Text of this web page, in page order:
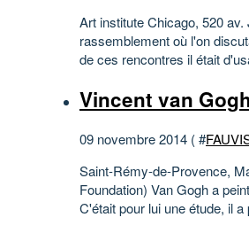
Art institute Chicago, 520
rassemblement où l'on
de ces rencontres il était
Vincent van
09 novembre 2014 ( #
Saint-Rémy-de-Provence,
Foundation) Van Gogh a
C'était pour lui une étude, il